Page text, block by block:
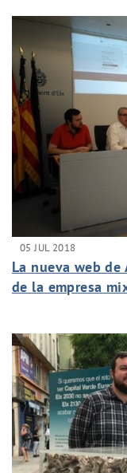
05 JUL 2018
La nueva web de
de la empresa